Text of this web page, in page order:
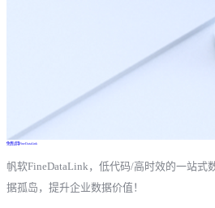
免费试用FineDataLink
帆软FineDataLink，低代码/高时效的一站式
据孤岛，提升企业数据价值！